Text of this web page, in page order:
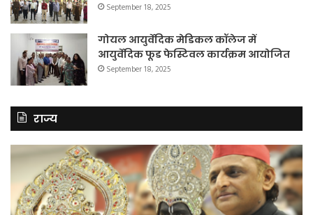
September 18, 2025
गोयल आयुर्वेदिक मेडिकल कॉलेज में
आयुर्वेदिक फूड फेस्टिवल कार्यक्रम आयोजित
September 18, 2025
राज्य